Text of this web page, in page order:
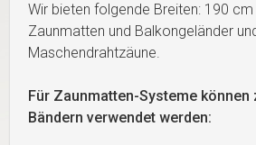
Wir bieten folgende Breiten: 190
Zaunmatten und Balkongeländer
Maschendrahtzäune.
Für Zaunmatten-Systeme können
Bändern verwendet werden: